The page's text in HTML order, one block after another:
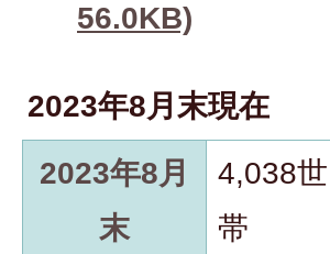
56.0KB)
2023年8月末現在
2023年8月
末
4,038世
帯